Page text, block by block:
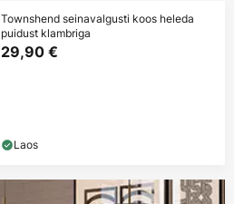
Townshend seinavalgusti koos heleda
puidust klambriga
29,90 €
Laos